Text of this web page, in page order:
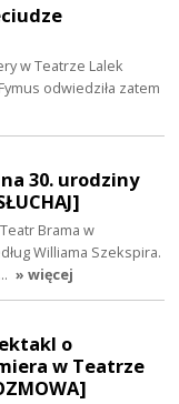
w Teatrze Lalek
odwiedziła zatem
30. urodziny
Brama w
Williama Szekspira.
» więcej
o
w Teatrze